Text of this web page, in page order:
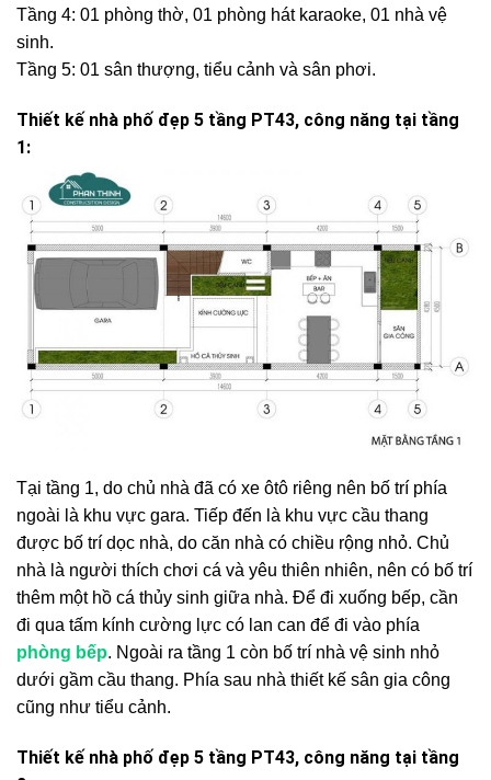
Tầng 4: 01 phòng thờ, 01 phòng hát karaoke, 01 nhà vệ
sinh.
Tầng 5: 01 sân thượng, tiểu cảnh và sân phơi.
Thiết kế nhà phố đẹp 5 tầng PT43, công năng tại tầng
1:
Tại tầng 1, do chủ nhà đã có xe ôtô riêng nên bố trí phía
ngoài là khu vực gara. Tiếp đến là khu vực cầu thang
được bố trí dọc nhà, do căn nhà có chiều rộng nhỏ. Chủ
nhà là người thích chơi cá và yêu thiên nhiên, nên có bố trí
thêm một hồ cá thủy sinh giữa nhà. Để đi xuống bếp, cần
đi qua tấm kính cường lực có lan can để đi vào phía
phòng bếp. Ngoài ra tầng 1 còn bố trí nhà vệ sinh nhỏ
dưới gầm cầu thang. Phía sau nhà thiết kế sân gia công
cũng như tiểu cảnh.
Thiết kế nhà phố đẹp 5 tầng PT43, công năng tại tầng